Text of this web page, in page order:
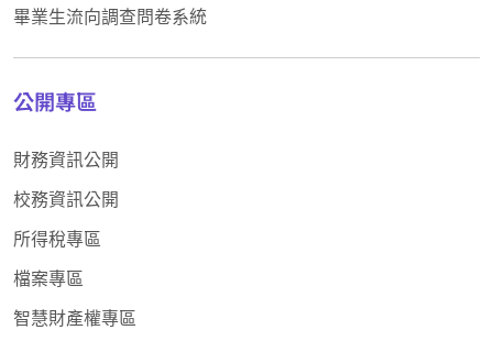
畢業生流向調查問卷系統
公開專區
財務資訊公開
校務資訊公開
所得稅專區
檔案專區
智慧財產權專區